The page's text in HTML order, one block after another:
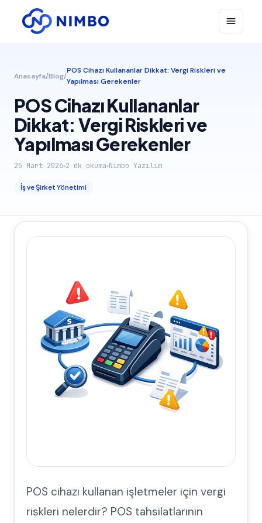
Anasayfa/Blog/
POS Cihazı Kullananlar Dikkat: Vergi Riskleri ve
Yapılması Gerekenler
POS Cihazı Kullananlar
Dikkat: Vergi Riskleri ve
Yapılması Gerekenler
25 Mart 2026 2 dk okuma Nimbo Yazılım
İş ve Şirket Yönetimi
POS cihazı kullanan işletmeler için vergi
riskleri nelerdir? POS tahsilatlarının